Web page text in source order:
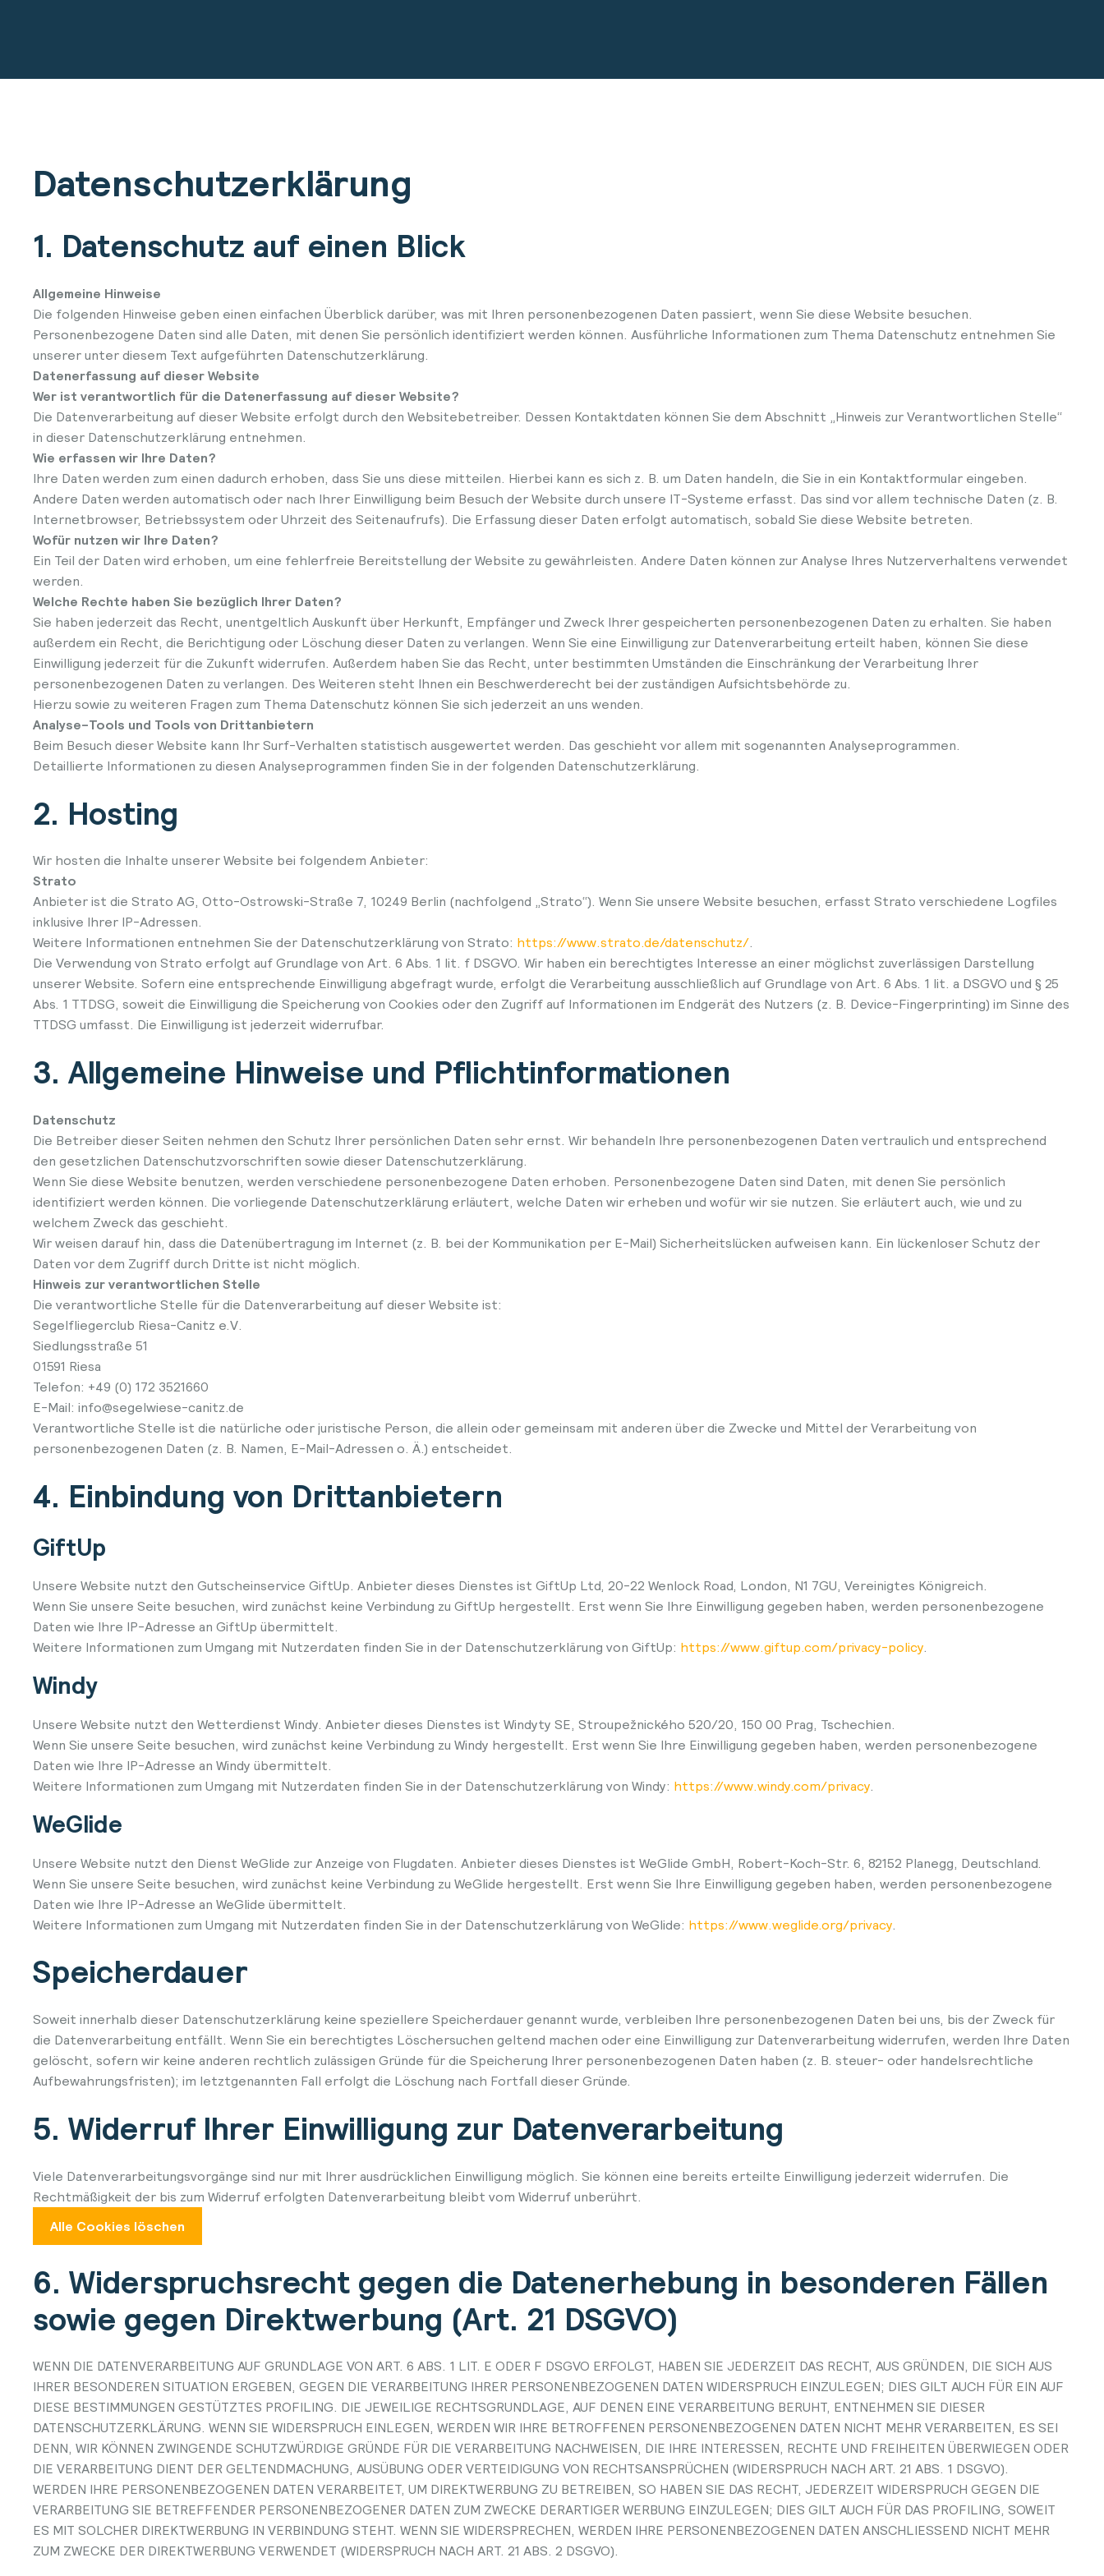
Datenschutzerklärung
1. Datenschutz auf einen Blick
Allgemeine Hinweise
Die folgenden Hinweise geben einen einfachen Überblick darüber, was mit Ihren personenbezogenen Daten passiert, wenn Sie diese Website besuchen.
Personenbezogene Daten sind alle Daten, mit denen Sie persönlich identifiziert werden können. Ausführliche Informationen zum Thema Datenschutz entnehmen Sie
unserer unter diesem Text aufgeführten Datenschutzerklärung.
Datenerfassung auf dieser Website
Wer ist verantwortlich für die Datenerfassung auf dieser Website?
Die Datenverarbeitung auf dieser Website erfolgt durch den Websitebetreiber. Dessen Kontaktdaten können Sie dem Abschnitt „Hinweis zur Verantwortlichen Stelle“
in dieser Datenschutzerklärung entnehmen.
Wie erfassen wir Ihre Daten?
Ihre Daten werden zum einen dadurch erhoben, dass Sie uns diese mitteilen. Hierbei kann es sich z. B. um Daten handeln, die Sie in ein Kontaktformular eingeben.
Andere Daten werden automatisch oder nach Ihrer Einwilligung beim Besuch der Website durch unsere IT-Systeme erfasst. Das sind vor allem technische Daten (z. B.
Internetbrowser, Betriebssystem oder Uhrzeit des Seitenaufrufs). Die Erfassung dieser Daten erfolgt automatisch, sobald Sie diese Website betreten.
Wofür nutzen wir Ihre Daten?
Ein Teil der Daten wird erhoben, um eine fehlerfreie Bereitstellung der Website zu gewährleisten. Andere Daten können zur Analyse Ihres Nutzerverhaltens verwendet
werden.
Welche Rechte haben Sie bezüglich Ihrer Daten?
Sie haben jederzeit das Recht, unentgeltlich Auskunft über Herkunft, Empfänger und Zweck Ihrer gespeicherten personenbezogenen Daten zu erhalten. Sie haben
außerdem ein Recht, die Berichtigung oder Löschung dieser Daten zu verlangen. Wenn Sie eine Einwilligung zur Datenverarbeitung erteilt haben, können Sie diese
Einwilligung jederzeit für die Zukunft widerrufen. Außerdem haben Sie das Recht, unter bestimmten Umständen die Einschränkung der Verarbeitung Ihrer
personenbezogenen Daten zu verlangen. Des Weiteren steht Ihnen ein Beschwerderecht bei der zuständigen Aufsichtsbehörde zu.
Hierzu sowie zu weiteren Fragen zum Thema Datenschutz können Sie sich jederzeit an uns wenden.
Analyse-Tools und Tools von Drittanbietern
Beim Besuch dieser Website kann Ihr Surf-Verhalten statistisch ausgewertet werden. Das geschieht vor allem mit sogenannten Analyseprogrammen.
Detaillierte Informationen zu diesen Analyseprogrammen finden Sie in der folgenden Datenschutzerklärung.
2. Hosting
Wir hosten die Inhalte unserer Website bei folgendem Anbieter:
Strato
Anbieter ist die Strato AG, Otto-Ostrowski-Straße 7, 10249 Berlin (nachfolgend „Strato“). Wenn Sie unsere Website besuchen, erfasst Strato verschiedene Logfiles
inklusive Ihrer IP-Adressen.
Weitere Informationen entnehmen Sie der Datenschutzerklärung von Strato: https://www.strato.de/datenschutz/
Die Verwendung von Strato erfolgt auf Grundlage von Art. 6 Abs. 1 lit. f DSGVO. Wir haben ein berechtigtes Interesse an einer möglichst zuverlässigen Darstellung
unserer Website. Sofern eine entsprechende Einwilligung abgefragt wurde, erfolgt die Verarbeitung ausschließlich auf Grundlage von Art. 6 Abs. 1 lit. a DSGVO und § 25
Abs. 1 TTDSG, soweit die Einwilligung die Speicherung von Cookies oder den Zugriff auf Informationen im Endgerät des Nutzers (z. B. Device-Fingerprinting) im Sinne des
TTDSG umfasst. Die Einwilligung ist jederzeit widerrufbar.
3. Allgemeine Hinweise und Pflichtinformationen
Datenschutz
Die Betreiber dieser Seiten nehmen den Schutz Ihrer persönlichen Daten sehr ernst. Wir behandeln Ihre personenbezogenen Daten vertraulich und entsprechend
den gesetzlichen Datenschutzvorschriften sowie dieser Datenschutzerklärung.
Wenn Sie diese Website benutzen, werden verschiedene personenbezogene Daten erhoben. Personenbezogene Daten sind Daten, mit denen Sie persönlich
identifiziert werden können. Die vorliegende Datenschutzerklärung erläutert, welche Daten wir erheben und wofür wir sie nutzen. Sie erläutert auch, wie und zu
welchem Zweck das geschieht.
Wir weisen darauf hin, dass die Datenübertragung im Internet (z. B. bei der Kommunikation per E-Mail) Sicherheitslücken aufweisen kann. Ein lückenloser Schutz der
Daten vor dem Zugriff durch Dritte ist nicht möglich.
Hinweis zur verantwortlichen Stelle
Die verantwortliche Stelle für die Datenverarbeitung auf dieser Website ist:
Segelfliegerclub Riesa-Canitz e.V.
Siedlungsstraße 51
01591 Riesa
Telefon: +49 (0) 172 3521660
E-Mail: info@segelwiese-canitz.de
Verantwortliche Stelle ist die natürliche oder juristische Person, die allein oder gemeinsam mit anderen über die Zwecke und Mittel der Verarbeitung von
personenbezogenen Daten (z. B. Namen, E-Mail-Adressen o. Ä.) entscheidet.
4. Einbindung von Drittanbietern
GiftUp
Unsere Website nutzt den Gutscheinservice GiftUp. Anbieter dieses Dienstes ist GiftUp Ltd, 20-22 Wenlock Road, London, N1 7GU, Vereinigtes Königreich.
Wenn Sie unsere Seite besuchen, wird zunächst keine Verbindung zu GiftUp hergestellt. Erst wenn Sie Ihre Einwilligung gegeben haben, werden personenbezogene
Daten wie Ihre IP-Adresse an GiftUp übermittelt.
Weitere Informationen zum Umgang mit Nutzerdaten finden Sie in der Datenschutzerklärung von GiftUp: https://www.giftup.com/privacy-policy
Windy
Unsere Website nutzt den Wetterdienst Windy. Anbieter dieses Dienstes ist Windyty SE, Stroupežnického 520/20, 150 00 Prag, Tschechien.
Wenn Sie unsere Seite besuchen, wird zunächst keine Verbindung zu Windy hergestellt. Erst wenn Sie Ihre Einwilligung gegeben haben, werden personenbezogene
Daten wie Ihre IP-Adresse an Windy übermittelt.
Weitere Informationen zum Umgang mit Nutzerdaten finden Sie in der Datenschutzerklärung von Windy: https://www.windy.com/privacy
WeGlide
Unsere Website nutzt den Dienst WeGlide zur Anzeige von Flugdaten. Anbieter dieses Dienstes ist WeGlide GmbH, Robert-Koch-Str. 6, 82152 Planegg, Deutschland.
Wenn Sie unsere Seite besuchen, wird zunächst keine Verbindung zu WeGlide hergestellt. Erst wenn Sie Ihre Einwilligung gegeben haben, werden personenbezogene
Daten wie Ihre IP-Adresse an WeGlide übermittelt.
Weitere Informationen zum Umgang mit Nutzerdaten finden Sie in der Datenschutzerklärung von WeGlide: https://www.weglide.org/privacy
Speicherdauer
Soweit innerhalb dieser Datenschutzerklärung keine speziellere Speicherdauer genannt wurde, verbleiben Ihre personenbezogenen Daten bei uns, bis der Zweck für
die Datenverarbeitung entfällt. Wenn Sie ein berechtigtes Löschersuchen geltend machen oder eine Einwilligung zur Datenverarbeitung widerrufen, werden Ihre Daten
gelöscht, sofern wir keine anderen rechtlich zulässigen Gründe für die Speicherung Ihrer personenbezogenen Daten haben (z. B. steuer- oder handelsrechtliche
Aufbewahrungsfristen); im letztgenannten Fall erfolgt die Löschung nach Fortfall dieser Gründe.
5. Widerruf Ihrer Einwilligung zur Datenverarbeitung
Viele Datenverarbeitungsvorgänge sind nur mit Ihrer ausdrücklichen Einwilligung möglich. Sie können eine bereits erteilte Einwilligung jederzeit widerrufen. Die
Rechtmäßigkeit der bis zum Widerruf erfolgten Datenverarbeitung bleibt vom Widerruf unberührt.
Alle Cookies löschen
6. Widerspruchsrecht gegen die Datenerhebung in besonderen Fällen
sowie gegen Direktwerbung (Art. 21 DSGVO)
WENN DIE DATENVERARBEITUNG AUF GRUNDLAGE VON ART. 6 ABS. 1 LIT. E ODER F DSGVO ERFOLGT, HABEN SIE JEDERZEIT DAS RECHT, AUS GRÜNDEN, DIE SICH AUS
IHRER BESONDEREN SITUATION ERGEBEN, GEGEN DIE VERARBEITUNG IHRER PERSONENBEZOGENEN DATEN WIDERSPRUCH EINZULEGEN; DIES GILT AUCH FÜR EIN AUF
DIESE BESTIMMUNGEN GESTÜTZTES PROFILING. DIE JEWEILIGE RECHTSGRUNDLAGE, AUF DENEN EINE VERARBEITUNG BERUHT, ENTNEHMEN SIE DIESER
DATENSCHUTZERKLÄRUNG. WENN SIE WIDERSPRUCH EINLEGEN, WERDEN WIR IHRE BETROFFENEN PERSONENBEZOGENEN DATEN NICHT MEHR VERARBEITEN, ES SEI
DENN, WIR KÖNNEN ZWINGENDE SCHUTZWÜRDIGE GRÜNDE FÜR DIE VERARBEITUNG NACHWEISEN, DIE IHRE INTERESSEN, RECHTE UND FREIHEITEN ÜBERWIEGEN ODER
DIE VERARBEITUNG DIENT DER GELTENDMACHUNG, AUSÜBUNG ODER VERTEIDIGUNG VON RECHTSANSPRÜCHEN (WIDERSPRUCH NACH ART. 21 ABS. 1 DSGVO).
WERDEN IHRE PERSONENBEZOGENEN DATEN VERARBEITET, UM DIREKTWERBUNG ZU BETREIBEN, SO HABEN SIE DAS RECHT, JEDERZEIT WIDERSPRUCH GEGEN DIE
VERARBEITUNG SIE BETREFFENDER PERSONENBEZOGENER DATEN ZUM ZWECKE DERARTIGER WERBUNG EINZULEGEN; DIES GILT AUCH FÜR DAS PROFILING, SOWEIT
ES MIT SOLCHER DIREKTWERBUNG IN VERBINDUNG STEHT. WENN SIE WIDERSPRECHEN, WERDEN IHRE PERSONENBEZOGENEN DATEN ANSCHLIESSEND NICHT MEHR
ZUM ZWECKE DER DIREKTWERBUNG VERWENDET (WIDERSPRUCH NACH ART. 21 ABS. 2 DSGVO).